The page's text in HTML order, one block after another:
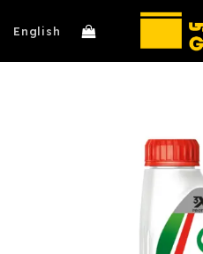
English